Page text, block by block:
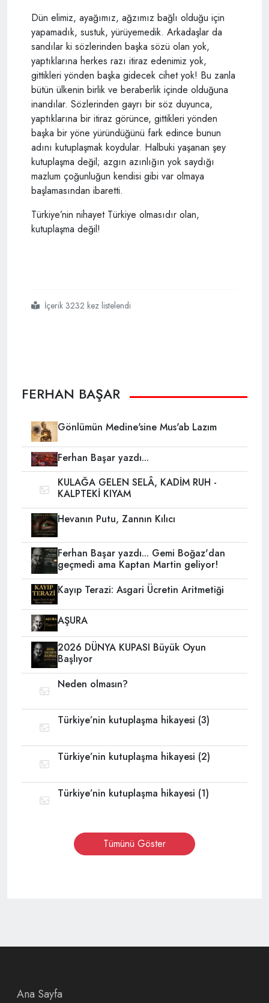
Dün elimiz, ayağımız, ağzımız bağlı olduğu için
yapamadık, sustuk, yürüyemedik. Arkadaşlar da
sandılar ki sözlerinden başka sözü olan yok,
yaptıklarına herkes razı itiraz edenimiz yok,
gittikleri yönden başka gidecek cihet yok! Bu zanla
bütün ülkenin birlik ve beraberlik içinde olduğuna
inandılar. Sözlerinden gayrı bir söz duyunca,
yaptıklarına bir itiraz görünce, gittikleri yönden
başka bir yöne yüründüğünü fark edince bunun
adını kutuplaşmak koydular. Halbuki yaşanan şey
kutuplaşma değil; azgın azınlığın yok saydığı
mazlum çoğunluğun kendisi gibi var olmaya
başlamasından ibaretti.
Türkiye’nin nihayet Türkiye olmasıdır olan,
kutuplaşma değil!
#türkiye nin
#kutuplaşma
#hikayesiİçerik 3232 kez listelendi
FERHAN BAŞAR
Gönlümün Medine'sine Mus'ab Lazım
Ferhan Başar yazdı...
KULAĞA GELEN SELÂ, KADİM RUH -
KALPTEKİ KIYAM
Hevanın Putu, Zannın Kılıcı
Ferhan Başar yazdı... Gemi Boğaz'dan
geçmedi ama Kaptan Martin geliyor!
Kayıp Terazi: Asgari Ücretin Aritmetiği
AŞURA
2026 DÜNYA KUPASI Büyük Oyun
Başlıyor
Neden olmasın?
Türkiye’nin kutuplaşma hikayesi (3)
Türkiye’nin kutuplaşma hikayesi (2)
Türkiye’nin kutuplaşma hikayesi (1)
Tümünü Göster
Ana Sayfa